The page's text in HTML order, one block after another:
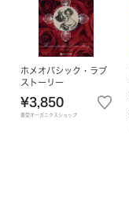
ホメオパシック・ラブ
ストーリー
¥3,850
豊受オーガニクスショップ